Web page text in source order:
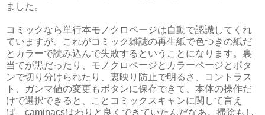
ました。
コミックなら単行本モノクロページは自動で認識してくれ
ていますが、これがコミック雑誌の再生紙で色つきの紙だ
とカラーで読み込んで失敗するということになります。裏
当てが黒だったり、モノクロページとカラーページとボタ
ンで切り分けられたり、裏映り防止で明るさ、コントラス
ト、ガンマ値の変更もボタンに保存できて、本体の操作だ
けで選択できると、ことコミックスキャンに関して言え
ば、caminacsはわりと良くできていたんだなあ。掃除もし